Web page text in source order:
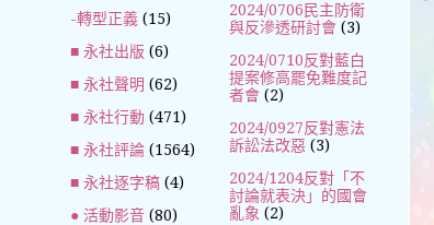
-轉型正義 (15)
■ 永社出版 (6)
■ 永社聲明 (62)
■ 永社行動 (471)
■ 永社評論 (1564)
■ 永社逐字稿 (4)
● 活動影音 (80)
2024/0706民主防衛
與反滲透研討會 (3)
2024/0710反對藍白
提案修高罷免難度記
者會 (2)
2024/0927反對憲法
訴訟法改惡 (3)
2024/1204反對「不
討論就表決」的國會
亂象 (2)